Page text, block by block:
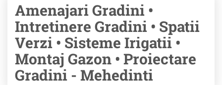
Amenajari Gradini •
Intretinere Gradini • Spatii
Verzi • Sisteme Irigatii •
Montaj Gazon • Proiectare
Gradini - Mehedinti